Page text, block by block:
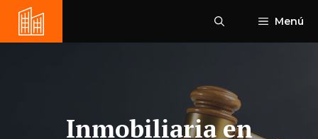
Saltar
contenido
Menú
Inmobiliaria en